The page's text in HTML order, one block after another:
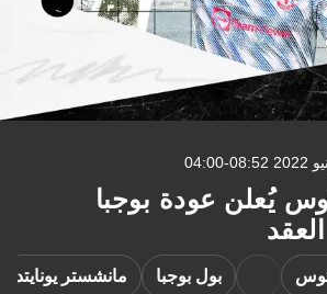
يُعلن عودة بوجبا
بول بوجبا مانشستر يونايتد